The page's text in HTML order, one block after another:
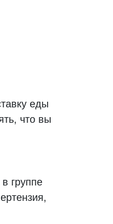
еды
что вы
группе